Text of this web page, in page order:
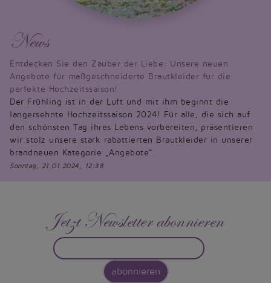
News
Entdecken Sie den Zauber der Liebe: Unsere neuen
Angebote für maßgeschneiderte Brautkleider für die
perfekte Hochzeitssaison!
Der Frühling ist in der Luft und mit ihm beginnt die
langersehnte Hochzeitssaison 2024! Für alle, die sich auf
den schönsten Tag ihres Lebens vorbereiten, präsentieren
wir stolz unsere stark rabattierten Brautkleider in unserer
brandneuen Kategorie „Angebote“.
Sonntag, 21.01.2024, 12:38
Jetzt Newsletter abonnieren
abonnieren